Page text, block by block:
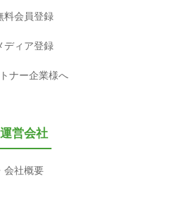
料会員登録
ディア登録
ナー企業様へ
運営会社
会社概要